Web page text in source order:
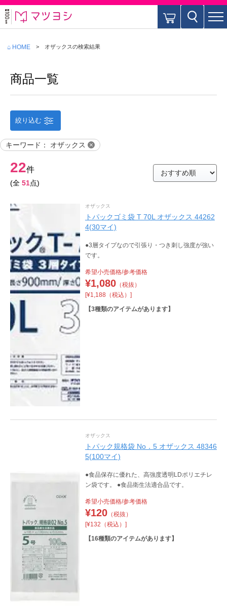
⌂ HOME オザックスの検索結果
商品一覧
絞り込む
キーワード ： オザックス
22件
(全 51点)
オザックス
トパックゴミ袋 T 70L オザックス 44262
4(30マイ)
●3層タイプなので引張り・つき刺し強度が強い
です。
希望小売価格/参考価格
¥1,080（税抜）
[¥1,188（税込）]
【3種類のアイテムがあります】
オザックス
トパック規格袋 No．5 オザックス 48346
5(100マイ)
●食品保存に優れた、高強度透明LDポリエチレ
ン袋です。 ●食品衛生法適合品です。
希望小売価格/参考価格
¥120（税抜）
[¥132（税込）]
【16種類のアイテムがあります】